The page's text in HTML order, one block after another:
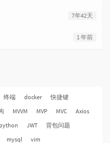
7年42天
1 年前
终端 docker
快捷键
MVVM MVP MVC
Axios
python JWT
背包问题
mysql vim